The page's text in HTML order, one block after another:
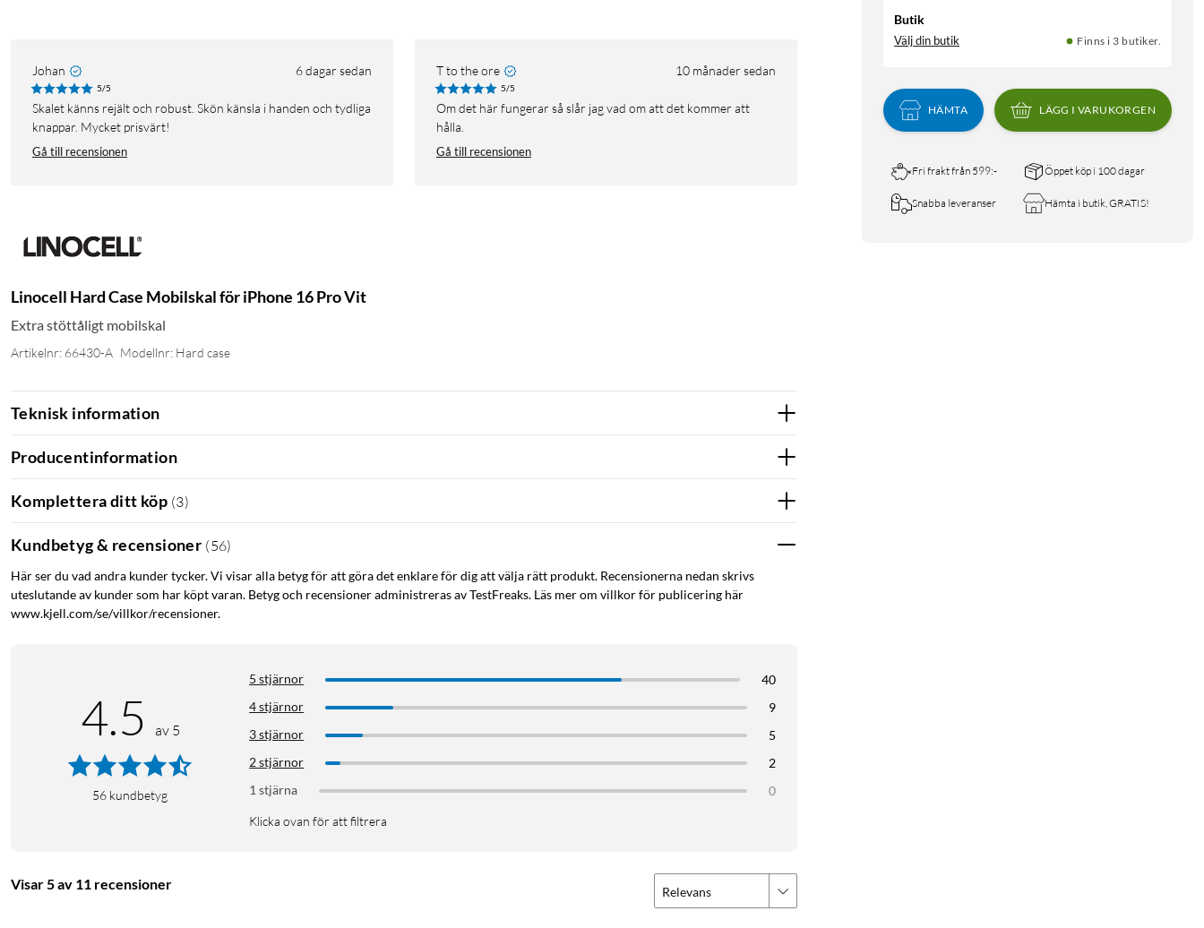
Butik
Välj din butik Finns i 3 butiker.
HÄMTA LÄGG I VARUKORGEN
Fri frakt från 599:- Öppet köp i 100 dagar
Snabba leveranser Hämta i butik, GRATIS!
Johan 6 dagar sedan
5/5
Skalet känns rejält och robust. Skön känsla i handen och tydliga
knappar. Mycket prisvärt!
Gå till recensionen
T to the ore 10 månader sedan
5/5
Om det här fungerar så slår jag vad om att det kommer att
hålla.
Gå till recensionen
Linocell Hard Case Mobilskal för iPhone 16 Pro Vit
Extra stöttåligt mobilskal
Artikelnr: 66430-A Modellnr: Hard case
Teknisk information
Producentinformation
Komplettera ditt köp (3)
Kundbetyg & recensioner (56)
Här ser du vad andra kunder tycker. Vi visar alla betyg för att göra det enklare för dig att välja rätt produkt. Recensionerna nedan skrivs
uteslutande av kunder som har köpt varan. Betyg och recensioner administreras av TestFreaks. Läs mer om villkor för publicering här
www.kjell.com/se/villkor/recensioner.
4.5 av 5
56 kundbetyg
5 stjärnor
40
4 stjärnor
9
3 stjärnor
5
2 stjärnor
2
1 stjärna
0
Klicka ovan för att filtrera
Visar 5 av 11 recensioner Relevans